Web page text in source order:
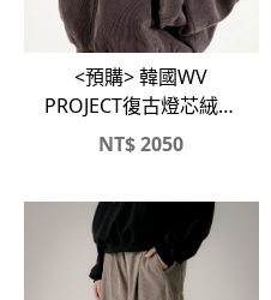
<預購> 韓國WV
PROJECT復古燈芯絨連
帽保暖外套
NT$2050